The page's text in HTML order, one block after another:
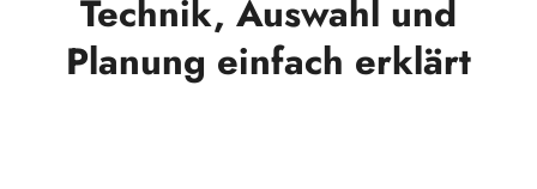
Technik, Auswahl und
Planung einfach erklärt